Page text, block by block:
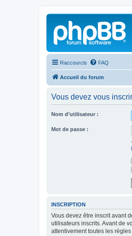
Raccourcis FAQ
Accueil du forum
Vous devez vous
Nom d’utilisateur :
Mot de passe :
INSCRIPTION
Vous devez être inscrit avant
utilisateurs inscrits. Avant de
attentivement toutes les